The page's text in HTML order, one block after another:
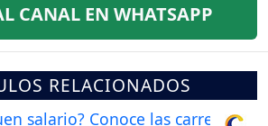
CANAL EN WHATSAPP
RELACIONADOS